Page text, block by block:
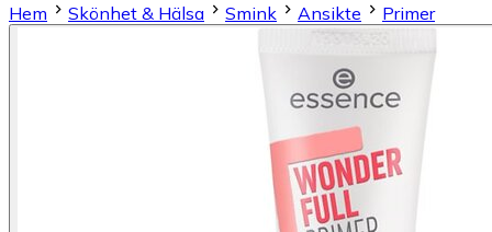
Hem
Skönhet & Hälsa Smink Ansikte Primer